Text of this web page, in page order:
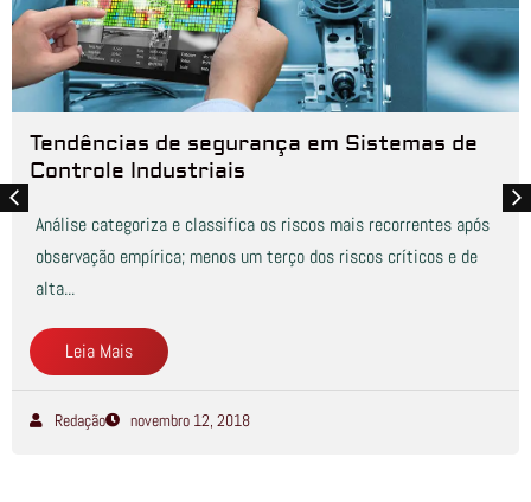
Tendências de segurança em Sistemas de
Controle Industriais
Análise categoriza e classifica os riscos mais recorrentes após
observação empírica; menos um terço dos riscos críticos e de
alta...
Leia Mais
Redação novembro 12, 2018